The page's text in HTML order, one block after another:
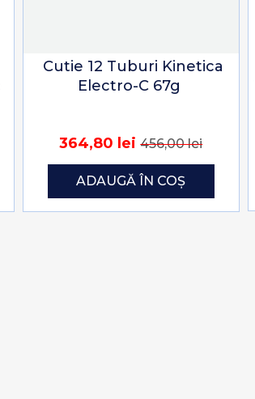
Cutie 12 Tuburi Kinetica
Electro-C 67g
364,80 lei456,00 lei
ADAUGĂ ÎN COȘ